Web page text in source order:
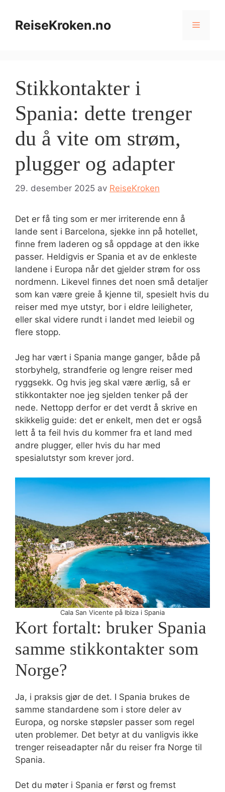
innholdReiseKroken.no Meny
Stikkontakter i
Spania: dette trenger
du å vite om strøm,
plugger og adapter
29. desember 2025 av ReiseKroken
Det er få ting som er mer irriterende enn å
lande sent i Barcelona, sjekke inn på hotellet,
finne frem laderen og så oppdage at den ikke
passer. Heldigvis er Spania et av de enkleste
landene i Europa når det gjelder strøm for oss
nordmenn. Likevel finnes det noen små detaljer
som kan være greie å kjenne til, spesielt hvis du
reiser med mye utstyr, bor i eldre leiligheter,
eller skal videre rundt i landet med leiebil og
flere stopp.
Jeg har vært i Spania mange ganger, både på
storbyhelg, strandferie og lengre reiser med
ryggsekk. Og hvis jeg skal være ærlig, så er
stikkontakter noe jeg sjelden tenker på der
nede. Nettopp derfor er det verdt å skrive en
skikkelig guide: det er enkelt, men det er også
lett å ta feil hvis du kommer fra et land med
andre plugger, eller hvis du har med
spesialutstyr som krever jord.
Cala San Vicente på Ibiza i Spania
Kort fortalt: bruker Spania
samme stikkontakter som
Norge?
Ja, i praksis gjør de det. I Spania brukes de
samme standardene som i store deler av
Europa, og norske støpsler passer som regel
uten problemer. Det betyr at du vanligvis ikke
trenger reiseadapter når du reiser fra Norge til
Spania.
Det du møter i Spania er først og fremst